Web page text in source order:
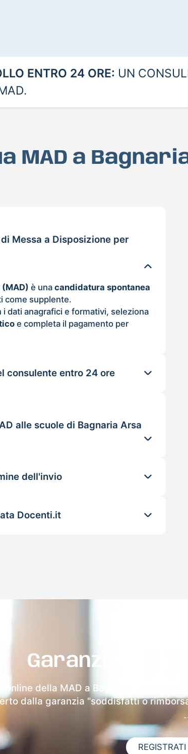
ENTRO 24 ORE: UN
MAD a
Messa a Disposizione per
è unacandidatura spontanea
come supplente.
dati anagrafici e formativi, seleziona
e completa il pagamento per
consulente entro 24 ore
alle scuole di Bagnaria Arsa
dell'invio
Docenti.it
Garanzia 100%
online della MAD a Bagnaria Arsa
dalla garanzia "soddisfatti o